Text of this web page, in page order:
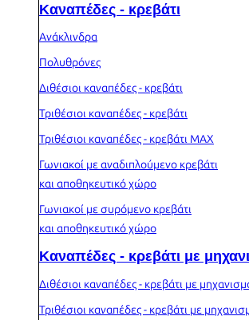
Καναπέδες - κρεβάτι
Ανάκλινδρα
Πολυθρόνες
Διθέσιοι καναπέδες - κρεβάτι
Τριθέσιοι καναπέδες - κρεβάτι
Τριθέσιοι καναπέδες - κρεβάτι MAX
Γωνιακοί με αναδιπλούμενο κρεβάτι
και αποθηκευτικό χώρο
Γωνιακοί με συρόμενο κρεβάτι
και αποθηκευτικό χώρο
Καναπέδες - κρεβάτι με
Διθέσιοι καναπέδες - κρεβάτι με
Τριθέσιοι καναπέδες - κρεβάτι με